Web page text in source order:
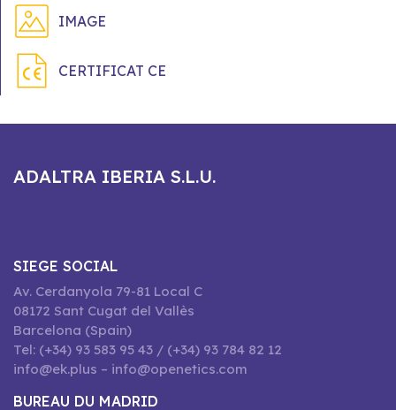
IMAGE
CERTIFICAT CE
ADALTRA IBERIA S.L.U.
SIEGE SOCIAL
Av. Cerdanyola 79-81 Local C
08172 Sant Cugat del Vallès
Barcelona (Spain)
Tel: (+34) 93 583 95 43 / (+34) 93 784 82 12
info@ek.plus – info@openetics.com
BUREAU DU MADRID